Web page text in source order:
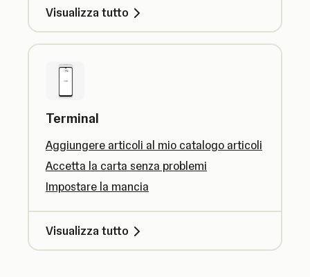
Visualizza tutto
Terminal
Aggiungere articoli al mio catalogo articoli
Accetta la carta senza problemi
Impostare la mancia
Visualizza tutto